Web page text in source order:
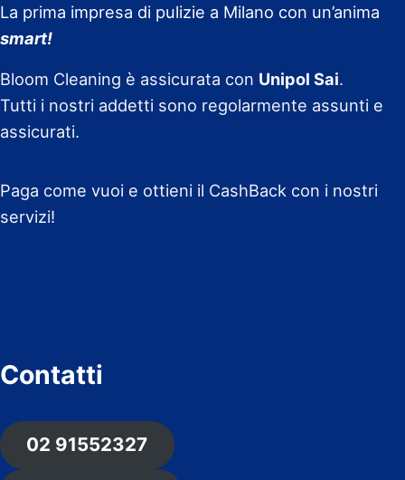
La prima impresa di pulizie a Milano con un’anima
smart!
Bloom Cleaning è assicurata con Unipol Sai.
Tutti i nostri addetti sono regolarmente assunti e
assicurati.
Paga come vuoi e ottieni il CashBack con i nostri
servizi!
Contatti
02 91552327